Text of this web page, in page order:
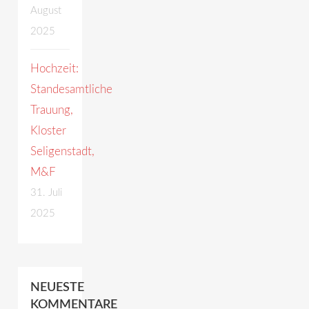
August
2025
Hochzeit:
Standesamtliche
Trauung,
Kloster
Seligenstadt,
M&F
31. Juli
2025
NEUESTE
KOMMENTARE